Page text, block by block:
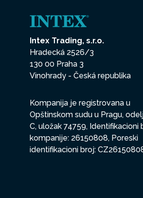
Intex Trading, s.r.o.
Hradecká 2526/3
130 00 Praha 3
Vinohrady - Česká republika
Kompanija je registrovana u
Opštinskom sudu u Pragu,
C, uložak 74759, Identifikacioni
kompanije: 26150808, Poreski
identifikacioni broj: